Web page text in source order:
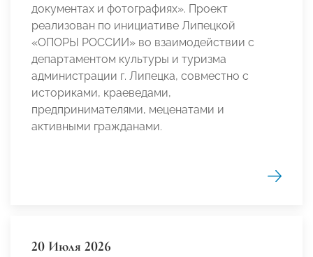
документах и фотографиях». Проект
реализован по инициативе Липецкой
«ОПОРЫ РОССИИ» во взаимодействии с
департаментом культуры и туризма
администрации г. Липецка, совместно с
историками, краеведами,
предпринимателями, меценатами и
активными гражданами.
20 Июля 2026